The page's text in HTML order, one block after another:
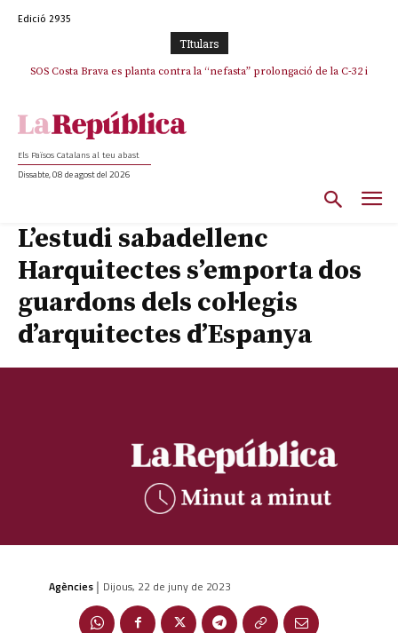
Edició 2935
TItulars
SOS Costa Brava es planta contra la “nefasta” prolongació de la C-32 i
Els Països Catalans al teu abast
Dissabte, 08 de agost del 2026
L’estudi sabadellenc
Harquitectes s’emporta dos
guardons dels col·legis
d’arquitectes d’Espanya
Agències | Dijous, 22 de juny de 2023